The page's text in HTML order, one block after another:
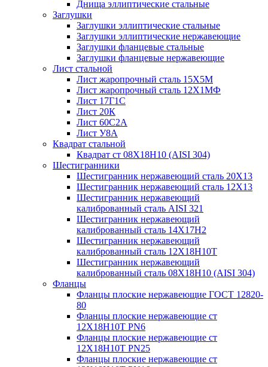
Днища эллиптические стальные
Заглушки
Заглушки эллиптические стальные
Заглушки эллиптические нержавеющие
Заглушки фланцевые стальные
Заглушки фланцевые нержавеющие
Лист стальной
Лист жаропрочный сталь 15Х5М
Лист жаропрочный сталь 12Х1МФ
Лист 17Г1С
Лист 20К
Лист 60С2А
Лист У8А
Квадрат стальной
Квадрат ст 08Х18Н10 (AISI 304)
Шестигранники
Шестигранник нержавеющий сталь 20Х13
Шестигранник нержавеющий сталь 12Х13
Шестигранник нержавеющий
калиброванный сталь AISI 321
Шестигранник нержавеющий
калиброванный сталь 14Х17Н2
Шестигранник нержавеющий
калиброванный сталь 12Х18Н10Т
Шестигранник нержавеющий
калиброванный сталь 08Х18Н10 (AISI 304)
Фланцы
Фланцы плоские нержавеющие ГОСТ 12820-
80
Фланцы плоские нержавеющие ст
12Х18Н10Т PN6
Фланцы плоские нержавеющие ст
12Х18Н10Т PN25
Фланцы плоские нержавеющие ст